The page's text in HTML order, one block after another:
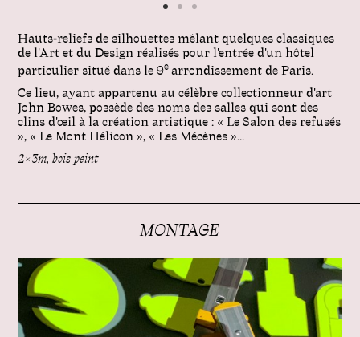
Hauts-reliefs de silhouettes mêlant quelques classiques
de l'Art et du Design réalisés pour l'entrée d'un hôtel
particulier situé dans le 9e arrondissement de Paris.
Ce lieu, ayant appartenu au célèbre collectionneur d'art
John Bowes, possède des noms des salles qui sont des
clins d'œil à la création artistique : « Le Salon des refusés
», « Le Mont Hélicon », « Les Mécènes »...
2×3m, bois peint
MONTAGE